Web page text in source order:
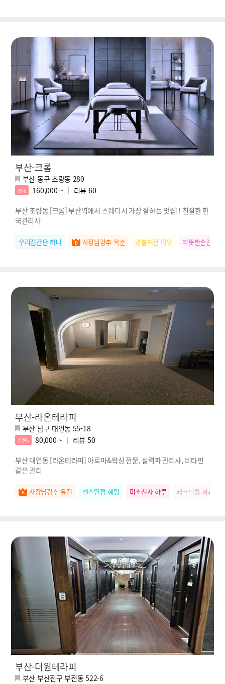
부산-크롬
부산 동구 초량동 280
6% 160,000 ~ 리뷰 60
부산 초량동 [크롬] 부산역에서 스웨디시 가장 잘하는 맛집!! 친절한 한
국관리사
우리집간판 하나 사장님강추 옥순 명불허전 미유 따뜻한손길 린
부산-라온테라피
부산 남구 대연동 55-18
12% 80,000 ~ 리뷰 50
부산 대연동 [라온테라피] 아로마&왁싱 전문, 실력파 관리사, 비타민
같은 관리
사장님강추 유진 센스만점 혜밍 미소천사 하루 테크닉왕 서희
부산-더원테라피
부산 부산진구 부전동 522-6